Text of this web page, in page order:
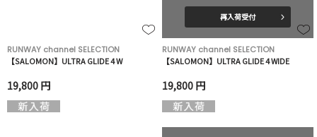
RUNWAY channel SELECTION
【SALOMON】ULTRA GLIDE 4 W
19,800 円
再入荷受付
RUNWAY channel SELECTION
【SALOMON】ULTRA GLIDE 4 WIDE
19,800 円